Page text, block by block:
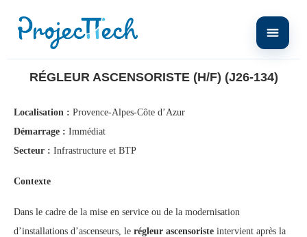
RÉGLEUR ASCENSORISTE (H/F) (J26-134)
Localisation : Provence-Alpes-Côte d’Azur
Démarrage : Immédiat
Secteur : Infrastructure et BTP
Contexte
Dans le cadre de la mise en service ou de la modernisation
d’installations d’ascenseurs, le régleur ascensoriste intervient après la